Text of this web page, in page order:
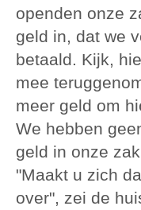
openden onze
geld in, dat we
betaald. Kijk,
mee
meer geld om
We hebben
geld in onze
"Maakt u zich
over", zei de